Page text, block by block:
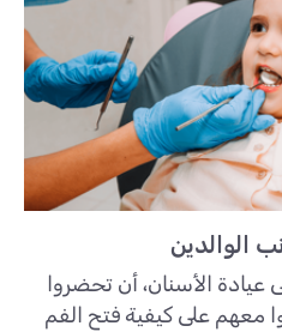
الوالدين
الأسنان، أن تحضروا
معهم على كيفية فتح الفم